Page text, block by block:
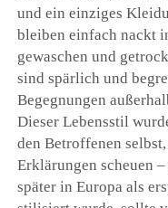
und ein einziges
bleiben einfach nackt
gewaschen und
sind spärlich und
Begegnungen
Dieser Lebensstil
den Betroffenen
Erklärungen scheuen
später in Europa als